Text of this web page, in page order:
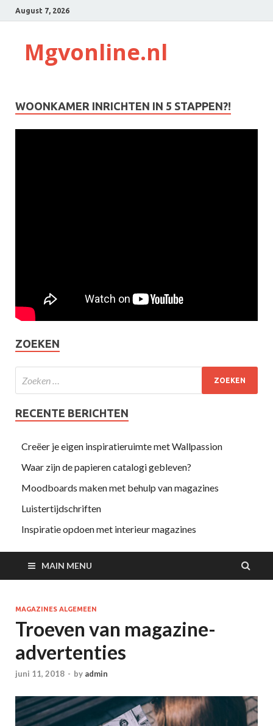
August 7, 2026
Mgvonline.nl
WOONKAMER INRICHTEN IN 5 STAPPEN?!
ZOEKEN
RECENTE BERICHTEN
Creëer je eigen inspiratieruimte met Wallpassion
Waar zijn de papieren catalogi gebleven?
Moodboards maken met behulp van magazines
Luistertijdschriften
Inspiratie opdoen met interieur magazines
MAIN MENU
MAGAZINES ALGEMEEN
Troeven van magazine-
advertenties
juni 11, 2018 - by admin